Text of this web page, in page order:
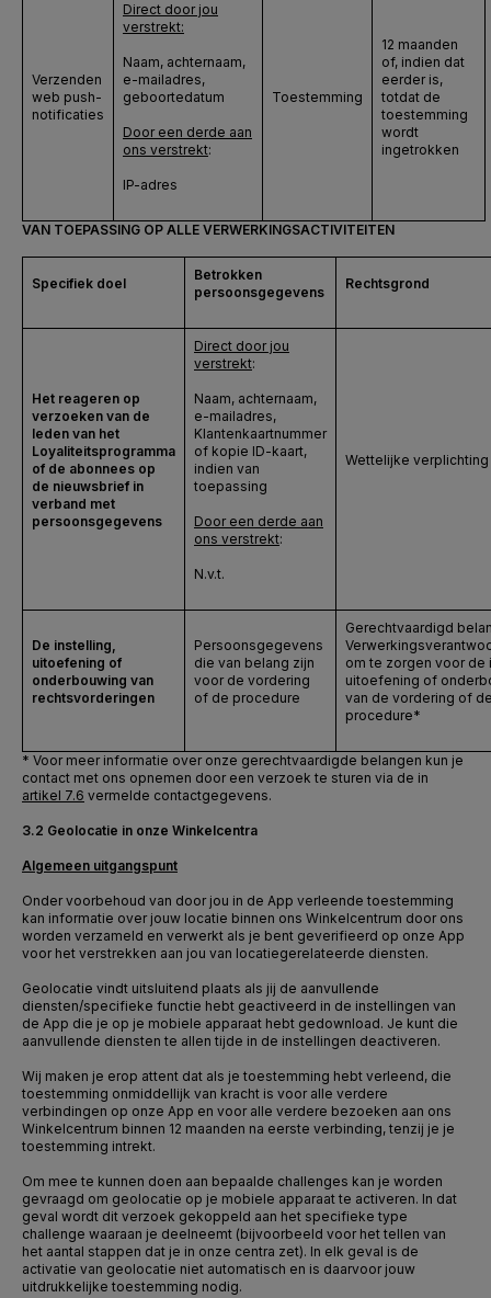
Verzenden
web push-
notificaties
Direct door jou
verstrekt:
Naam, achternaam,
e-mailadres,
geboortedatum
Door een derde aan
ons verstrekt:
IP-adres
Toestemming
12 maanden
of, indien dat
eerder is,
totdat de
toestemming
wordt
ingetrokken
VAN TOEPASSING OP ALLE VERWERKINGSACTIVITEITEN
Specifiek doel
Betrokken
persoonsgegevens
Rechtsgrond
Het reageren op
verzoeken van de
leden van het
Loyaliteitsprogramma
of de abonnees op
de nieuwsbrief in
verband met
persoonsgegevens
Direct door jou
verstrekt:
Naam, achternaam,
e-mailadres,
Klantenkaartnummer
of kopie ID-kaart,
indien van
toepassing
Door een derde aan
ons verstrekt:
N.v.t.
Wettelijke verplichting
De instelling,
uitoefening of
onderbouwing van
rechtsvorderingen
Persoonsgegevens
die van belang zijn
voor de vordering
of de procedure
Gerechtvaardigd
om te zorgen voor de
uitoefening of
van de vordering of
procedure*
* Voor meer informatie over onze gerechtvaardigde belangen kun je
contact met ons opnemen door een verzoek te sturen via de in
artikel 7.6 vermelde contactgegevens.
3.2 Geolocatie in onze Winkelcentra
Algemeen uitgangspunt
Onder voorbehoud van door jou in de App verleende toestemming
kan informatie over jouw locatie binnen ons Winkelcentrum door ons
worden verzameld en verwerkt als je bent geverifieerd op onze App
voor het verstrekken aan jou van locatiegerelateerde diensten.
Geolocatie vindt uitsluitend plaats als jij de aanvullende
diensten/specifieke functie hebt geactiveerd in de instellingen van
de App die je op je mobiele apparaat hebt gedownload. Je kunt die
aanvullende diensten te allen tijde in de instellingen deactiveren.
Wij maken je erop attent dat als je toestemming hebt verleend, die
toestemming onmiddellijk van kracht is voor alle verdere
verbindingen op onze App en voor alle verdere bezoeken aan ons
Winkelcentrum binnen 12 maanden na eerste verbinding, tenzij je je
toestemming intrekt.
Om mee te kunnen doen aan bepaalde challenges kan je worden
gevraagd om geolocatie op je mobiele apparaat te activeren. In dat
geval wordt dit verzoek gekoppeld aan het specifieke type
challenge waaraan je deelneemt (bijvoorbeeld voor het tellen van
het aantal stappen dat je in onze centra zet). In elk geval is de
activatie van geolocatie niet automatisch en is daarvoor jouw
uitdrukkelijke toestemming nodig.